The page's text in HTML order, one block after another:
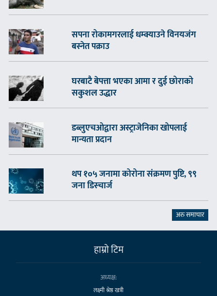
सपना रोकामगरलाई धम्क्याउने विनयजंग
बस्नेत पक्राउ
घरबाटै बेपत्ता भएका आमा र दुई छोराको
सकुशल उद्धार
डब्लुएचओद्वारा अस्ट्राजेनिका खोपलाई
मान्यता प्रदान
थप १०५ जनामा कोरोना संक्रमण पुष्टि, ९९
जना डिस्चार्ज
अरु समाचार
हाम्राे टिम
अध्यक्ष:
लक्ष्मी श्रेष्ठ खत्री